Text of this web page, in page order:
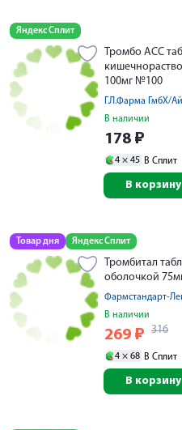
Яндекс Сплит
Тромбо АСС
100мг №100
Г.Л.Фарма ГмбХ/
В наличии
178 ₽
4 × 45 В Сплит
В корзину
Товар дня Яндекс Сплит
Тромбитал
оболочкой
Фармстандарт-
В наличии
269 ₽ 316
4 × 68 В Сплит
В корзину